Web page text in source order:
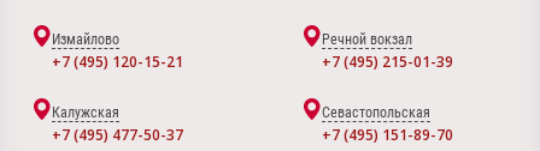
Измайлово
+7 (495) 120-15-21
Речной вокзал
+7 (495) 215-01-39
Калужская
+7 (495) 477-50-37
Севастопольская
+7 (495) 151-89-70